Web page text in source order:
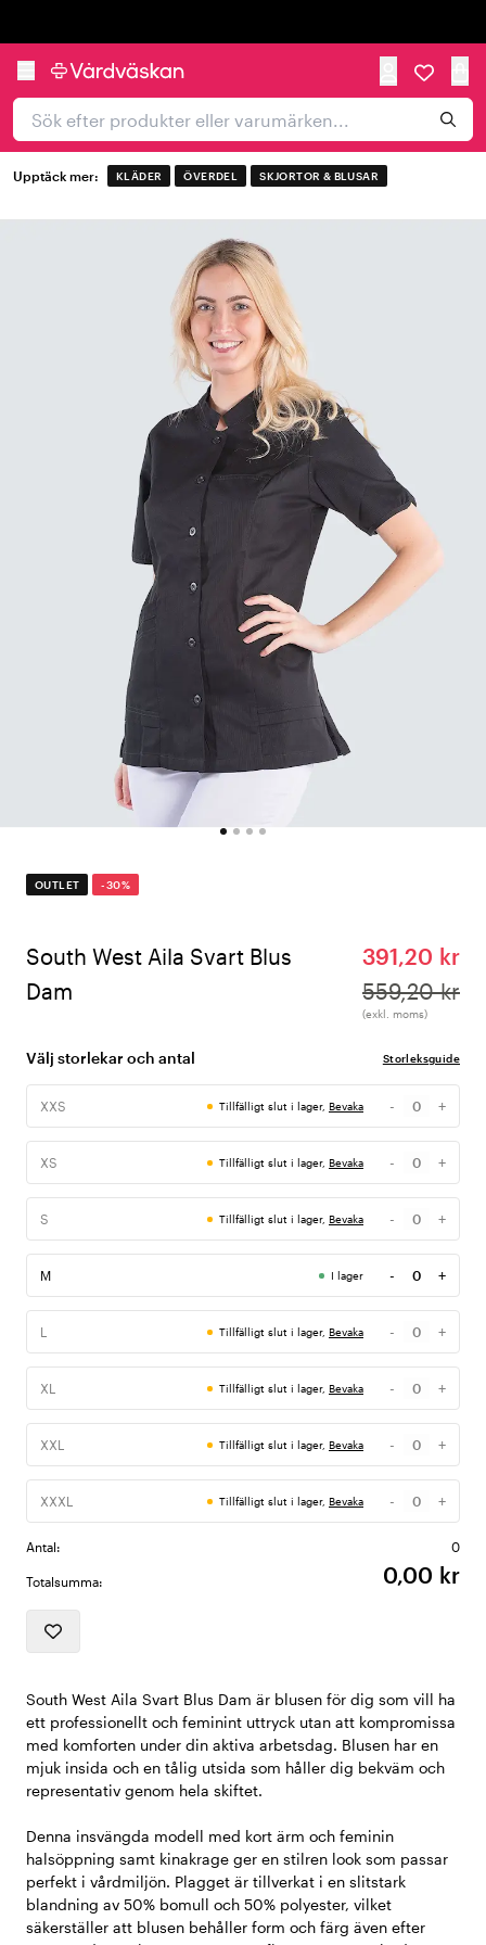
Upptäck mer: KLÄDER ÖVERDEL SKJORTOR & BLUSAR
OUTLET -30%
South West Aila Svart Blus
Dam
391,20 kr
559,20 kr
(exkl. moms)
Välj storlekar och antal Storleksguide
XXS Tillfälligt slut i lager, Bevaka -
Antal
+
XS Tillfälligt slut i lager, Bevaka -
Antal
+
S Tillfälligt slut i lager, Bevaka -
Antal
+
M I lager -
Antal
+
L Tillfälligt slut i lager, Bevaka -
Antal
+
XL Tillfälligt slut i lager, Bevaka -
Antal
+
XXL Tillfälligt slut i lager, Bevaka -
Antal
+
XXXL Tillfälligt slut i lager, Bevaka -
Antal
+
Antal: 0
Totalsumma: 0,00 kr
South West Aila Svart Blus Dam är blusen för dig som vill ha
ett professionellt och feminint uttryck utan att kompromissa
med komforten under din aktiva arbetsdag. Blusen har en
mjuk insida och en tålig utsida som håller dig bekväm och
representativ genom hela skiftet.
Denna insvängda modell med kort ärm och feminin
halsöppning samt kinakrage ger en stilren look som passar
perfekt i vårdmiljön. Plagget är tillverkat i en slitstark
blandning av 50% bomull och 50% polyester, vilket
säkerställer att blusen behåller form och färg även efter